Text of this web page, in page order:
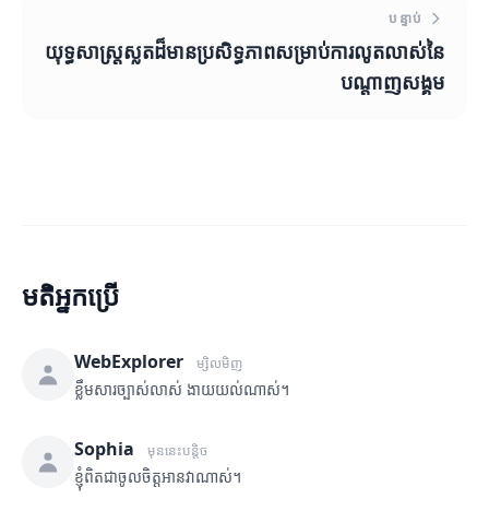
បន្ទាប់
យុទ្ធសាស្ត្រស្លតដ៏មានប្រសិទ្ធភាពសម្រាប់ការលូតលាស់នៃ
បណ្តាញសង្គម
មតិអ្នកប្រើ
WebExplorer ម្សិលមិញ
ខ្លឹមសារច្បាស់លាស់ ងាយយល់ណាស់។
Sophia មុននេះបន្តិច
ខ្ញុំពិតជាចូលចិត្តអានវាណាស់។